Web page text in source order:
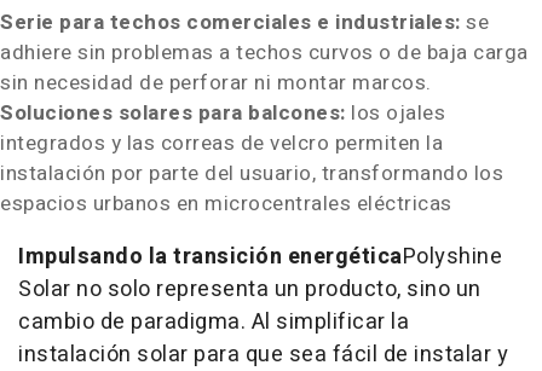
Serie para techos comerciales e industriales: se
adhiere sin problemas a techos curvos o de baja carga
sin necesidad de perforar ni montar marcos.
Soluciones solares para balcones: los ojales
integrados y las correas de velcro permiten la
instalación por parte del usuario, transformando los
espacios urbanos en microcentrales eléctricas
Impulsando la transición energéticaPolyshine
Solar no solo representa un producto, sino un
cambio de paradigma. Al simplificar la
instalación solar para que sea fácil de instalar y